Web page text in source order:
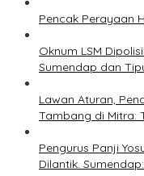
Pencak Perayaan
Oknum LSM
Sumendap dan
Lawan Aturan,
Tambang di Mitra:
Pengurus Panji
Dilantik.